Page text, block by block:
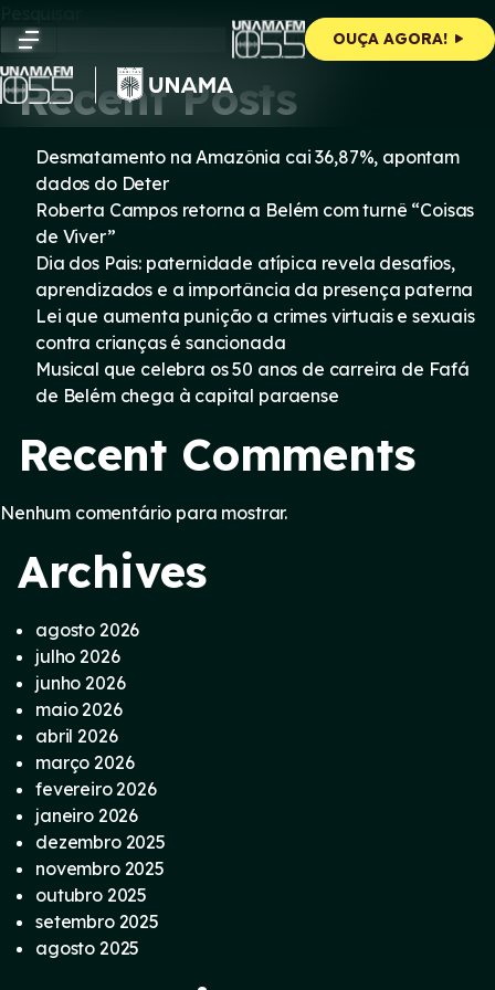
content
OUÇA AGORA!
Pesquisar
Pesquisar
Recent Posts
Desmatamento na Amazônia cai 36,87%, apontam
dados do Deter
Roberta Campos retorna a Belém com turnê “Coisas
de Viver”
Dia dos Pais: paternidade atípica revela desafios,
aprendizados e a importância da presença paterna
Lei que aumenta punição a crimes virtuais e sexuais
contra crianças é sancionada
Musical que celebra os 50 anos de carreira de Fafá
de Belém chega à capital paraense
Recent Comments
Nenhum comentário para mostrar.
Archives
agosto 2026
julho 2026
junho 2026
maio 2026
abril 2026
março 2026
fevereiro 2026
janeiro 2026
dezembro 2025
novembro 2025
outubro 2025
setembro 2025
agosto 2025